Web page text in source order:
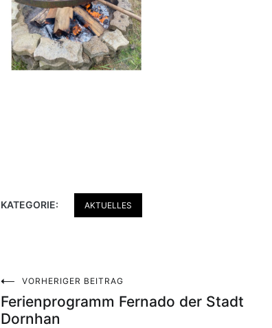
KATEGORIE: AKTUELLES
Beitragsnavigation
VORHERIGER BEITRAG
Ferienprogramm Fernado der Stadt
Dornhan